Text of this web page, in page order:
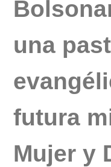
una
futura
Mujer y